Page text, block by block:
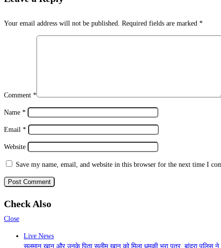
Your email address will not be published. Required fields are marked *
Comment *
Name *
Email *
Website
Save my name, email, and website in this browser for the next time I
Check Also
Close
Live News
सलमान खान और उनके पिता सलीम खान को मिला धमकी भरा पत्र, बांद्रा पुलिस